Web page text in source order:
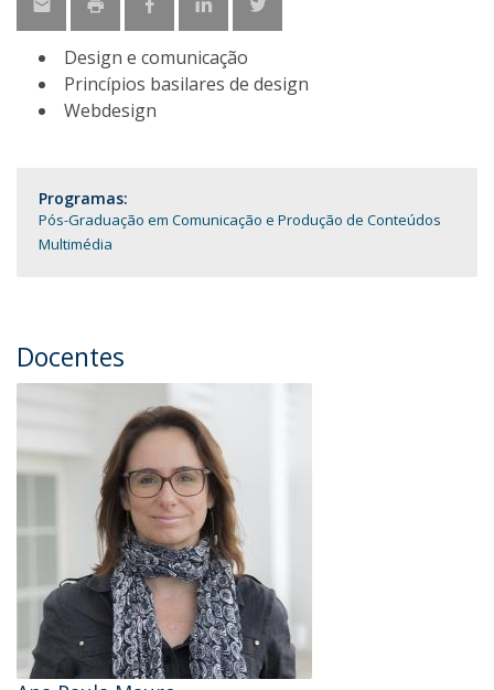
Design e comunicação
Princípios basilares de design
Webdesign
Programas:
Pós-Graduação em Comunicação e Produção de Conteúdos
Multimédia
Docentes